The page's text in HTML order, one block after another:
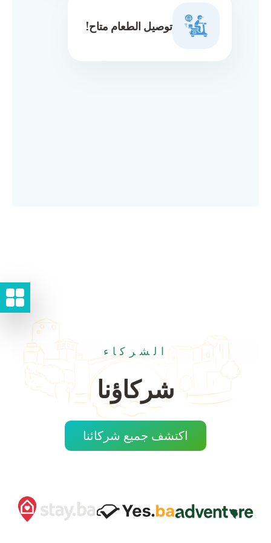
توصيل الطعام متاح!
الشركاء
شركاؤنا
اكتشف جميع شركائنا